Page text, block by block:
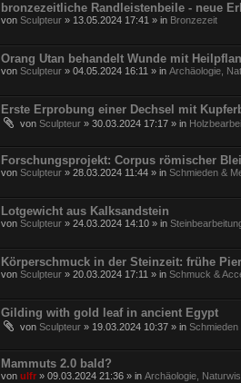
bronzezeitliche Randleistenbeile - neue
von Sculpteur » 13.05.2024 17:41 » in Bronzezeit
Orang Utan behandelt Wunde mit
von Sculpteur » 04.05.2024 16:11 » in Archäologie,
Erste Erprobung einer Dechsel mit
von Sculpteur » 30.03.2024 17:17 » in
Forschungsprojekt: Corpus römischer
von Sculpteur » 28.03.2024 11:44 » in Schmieden &
Lotgewicht aus Kalksandstein
von Sculpteur » 24.03.2024 14:10 » in
Körperschmuck in der Steinzeit: frühe
von Sculpteur » 20.03.2024 17:11 » in Schmuck &
Gilding with gold leaf in ancient Egypt
von Sculpteur » 19.03.2024 10:37 » in Schmieden
Mammuts 2.0 bald?
von ulfr » 09.03.2024 21:36 » in Archäologie,